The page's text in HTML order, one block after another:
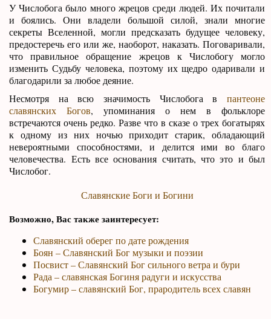
У Числобога было много жрецов среди людей. Их почитали
и боялись. Они владели большой силой, знали многие
секреты Вселенной, могли предсказать будущее человеку,
предостеречь его или же, наоборот, наказать. Поговаривали,
что правильное обращение жрецов к Числобогу могло
изменить Судьбу человека, поэтому их щедро одаривали и
благодарили за любое деяние.
Несмотря на всю значимость Числобога в пантеоне
славянских Богов, упоминания о нем в фольклоре
встречаются очень редко. Разве что в сказе о трех богатырях
к одному из них ночью приходит старик, обладающий
невероятными способностями, и делится ими во благо
человечества. Есть все основания считать, что это и был
Числобог.
Славянские Боги и Богини
Возможно, Вас также заинтересует:
Славянский оберег по дате рождения
Боян – Славянский Бог музыки и поэзии
Посвист – Славянский Бог сильного ветра и бури
Рада – славянская Богиня радуги и искусства
Богумир – славянский Бог, прародитель всех славян